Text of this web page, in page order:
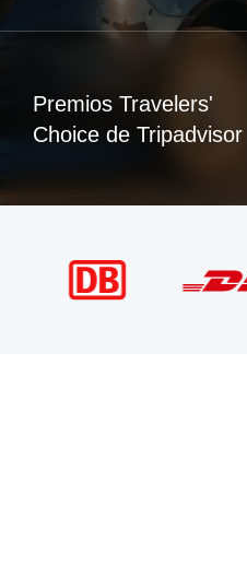
Premios Travelers'
Choice de Tripadvisor